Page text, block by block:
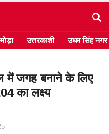
उत्तरकाशी उधम सिंह नगर
जगह बनाने के लिए
का लक्ष्य